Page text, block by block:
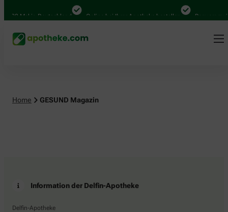
Mal in Deutschland Online bei Ihrer Apotheke bestellen Bequem
Home GESUND Magazin
Information der Delfin-Apotheke
Delfin-Apotheke